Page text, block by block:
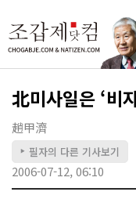
北미사일은 ‘비
趙甲濟
▶ 필자의 다른 기사보기
2006-07-12, 06:10